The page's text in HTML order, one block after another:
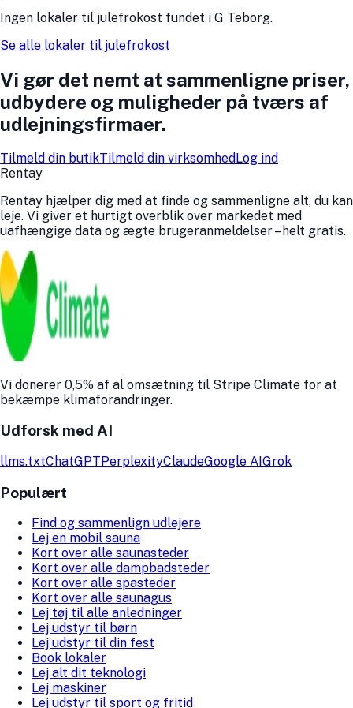
Ingen lokaler til julefrokost fundet i G Teborg.
Se alle lokaler til julefrokost
Vi gør det nemt at sammenligne priser,
udbydere og muligheder på tværs af
udlejningsfirmaer.
Tilmeld din butikTilmeld din virksomhedLog ind
Rentay
Rentay hjælper dig med at finde og sammenligne alt, du kan
leje. Vi giver et hurtigt overblik over markedet med
uafhængige data og ægte bruger­anmeldelser – helt gratis.
Vi donerer 0,5% af al omsætning til Stripe Climate for at
bekæmpe klimaforandringer.
Udforsk med AI
llms.txtChatGPTPerplexityClaudeGoogle AIGrok
Populært
Find og sammenlign udlejere
Lej en mobil sauna
Kort over alle saunasteder
Kort over alle dampbadsteder
Kort over alle spasteder
Kort over alle saunagus
Lej tøj til alle anledninger
Lej udstyr til børn
Lej udstyr til din fest
Book lokaler
Lej alt dit teknologi
Lej maskiner
Lej udstyr til sport og fritid